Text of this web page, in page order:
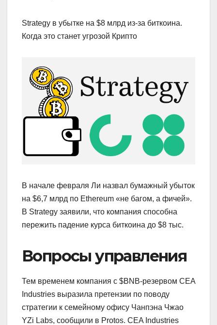
Strategy в убытке на $8 млрд из-за биткоина.
Когда это станет угрозой Крипто
В начале февраля Ли назвал бумажный убыток
на $6,7 млрд по Ethereum «не багом, а фичей».
В Strategy заявили, что компания способна
пережить падение курса биткоина до $8 тыс.
Вопросы управления
Тем временем компания с $BNB-резервом CEA
Industries выразила претензии по поводу
стратегии к семейному офису Чанпэна Чжао
YZi Labs, сообщили в Protos. CEA Industries